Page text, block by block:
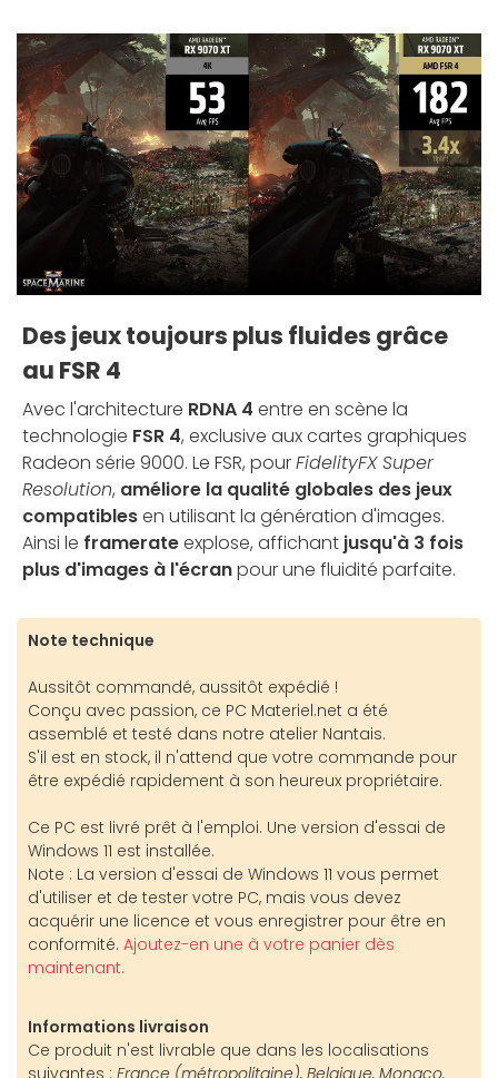
Des jeux toujours plus fluides grâce
au FSR 4
Avec l'architecture RDNA 4 entre en scène la
technologie FSR 4, exclusive aux cartes graphiques
Radeon série 9000. Le FSR, pourFidelityFX Super
Resolution, améliore la qualité globales des jeux
compatiblesen utilisant la génération d'images.
Ainsi le framerateexplose, affichant jusqu'à 3 fois
plus d'images à l'écranpour une fluidité parfaite.
Note technique
Aussitôt commandé, aussitôt expédié !
Conçu avec passion, ce PC Materiel.net a été
assemblé et testé dans notre atelier Nantais.
S'il est en stock, il n'attend que votre commande pour
être expédié rapidement à son heureux propriétaire.
Ce PC est livré prêt à l'emploi. Une version d'essai de
Windows 11 est installée.
Note : La version d'essai de Windows 11 vous permet
d'utiliser et de tester votre PC, mais vous devez
acquérir une licence et vous enregistrer pour être en
conformité. Ajoutez-en une à votre panier dès
maintenant.
Informations livraison
Ce produit n'est livrable que dans les localisations
suivantes : France (métropolitaine), Belgique, Monaco.